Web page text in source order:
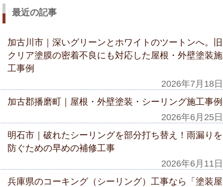
最近の記事
加古川市｜深いグリーンとホワイトのツートンへ。旧
クリア塗膜の密着不良にも対応した屋根・外壁塗装施
工事例
2026年7月18日
加古郡播磨町｜屋根・外壁塗装・シーリング施工事例
2026年6月25日
明石市｜破れたシーリングを部分打ち替え！雨漏りを
防ぐための早めの補修工事
2026年6月11日
兵庫県のコーキング（シーリング）工事なら「塗装屋